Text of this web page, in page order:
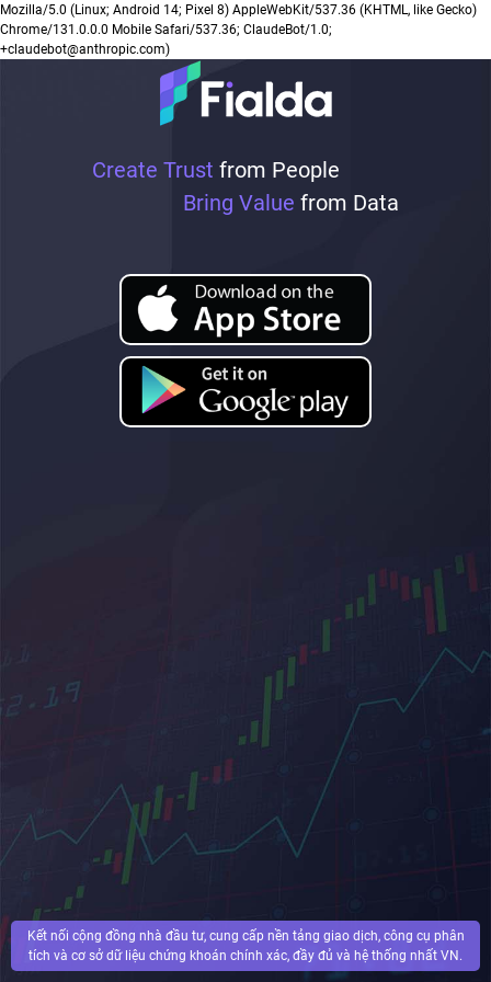
Create Trust from People
Bring Value from Data
Kết nối cộng đồng nhà đầu tư, cung cấp nền tảng giao dịch, công cụ phân
tích và cơ sở dữ liệu chứng khoán chính xác, đầy đủ và hệ thống nhất VN.
Mozilla/5.0 (Linux; Android 14; Pixel 8) AppleWebKit/537.36 (KHTML, like Gecko)
Chrome/131.0.0.0 Mobile Safari/537.36; ClaudeBot/1.0;
+claudebot@anthropic.com)